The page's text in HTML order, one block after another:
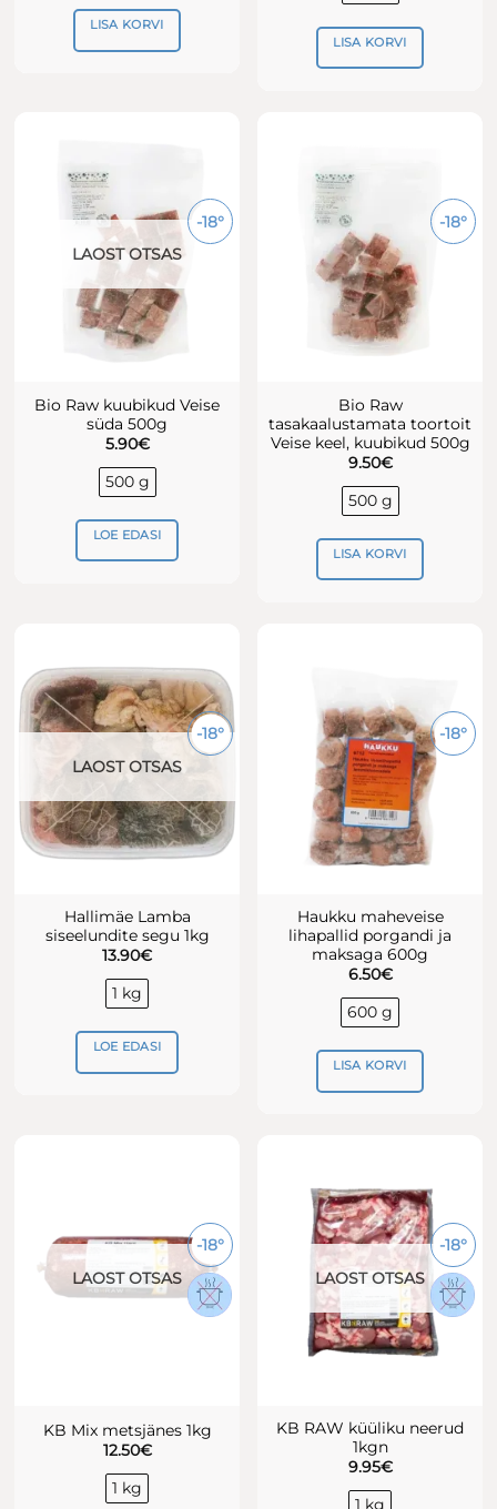
LISA KORVI
LISA KORVI
LAOST OTSAS
-18°
Bio Raw kuubikud Veise
süda 500g
5.90€
500 g
LOE EDASI
-18°
Bio Raw
tasakaalustamata toortoit
Veise keel, kuubikud 500g
9.50€
500 g
LISA KORVI
LAOST OTSAS
-18°
Hallimäe Lamba
siseelundite segu 1kg
13.90€
1 kg
LOE EDASI
-18°
Haukku maheveise
lihapallid porgandi ja
maksaga 600g
6.50€
600 g
LISA KORVI
LAOST OTSAS
-18°
KB Mix metsjänes 1kg
12.50€
1 kg
LAOST OTSAS
-18°
KB RAW küüliku neerud
1kgn
9.95€
1 kg